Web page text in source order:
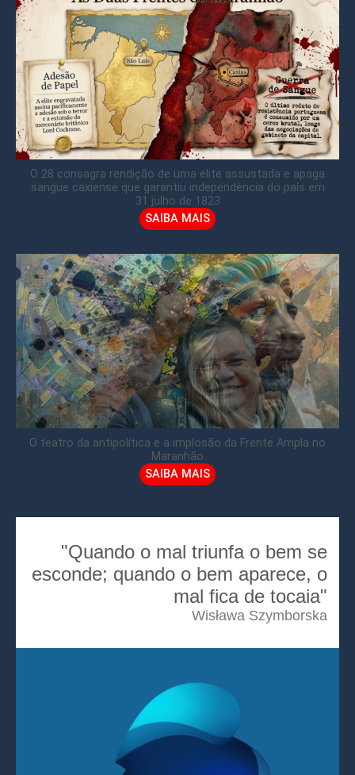
O 28 consagra rendição de uma elite assustada e apaga
sangue caxiense que garantiu independência do país em
31 julho de 1823
SAIBA MAIS
O teatro da antipolítica e a implosão da Frente Ampla no
Maranhão
SAIBA MAIS
"Quando o mal triunfa o bem se
esconde; quando o bem aparece, o
mal fica de tocaia"
Wisława Szymborska